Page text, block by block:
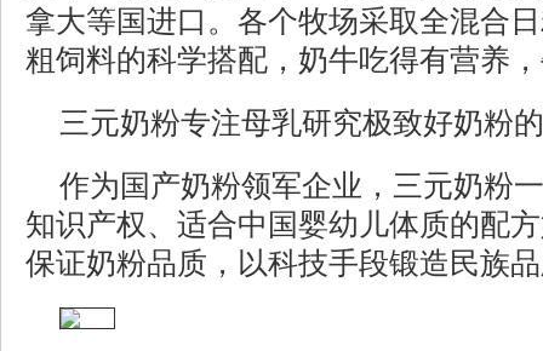
拿大等国进口。各个牧场采取全混合
粗饲料的科学搭配，奶牛吃得有营养
三元奶粉专注母乳研究极致好奶粉
作为国产奶粉领军企业，三元奶粉
知识产权、适合中国婴幼儿体质的配
保证奶粉品质，以科技手段锻造民族